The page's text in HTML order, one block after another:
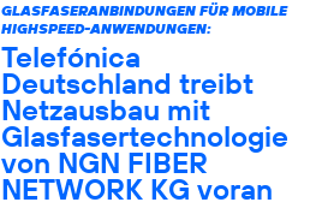
GLASFASERANBINDUNGEN FÜR MOBILE
HIGHSPEED-ANWENDUNGEN:
Telefónica
Deutschland treibt
Netzausbau mit
Glasfasertechnologie
von NGN FIBER
NETWORK KG voran